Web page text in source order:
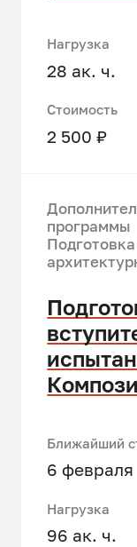
Нагрузка
28 ак. ч.
Стоимость
2 500 ₽
программы
Ближайший
6 февраля
Нагрузка
96 ак. ч.